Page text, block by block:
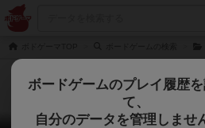
ボードゲームのプレイ履歴
て、
自分のデータを管理しませ